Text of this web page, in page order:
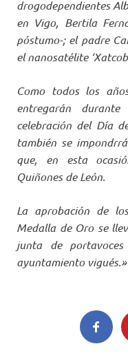
drogodependientes
en Vigo, Bertila
póstumo-; el padre
el nanosatélite
Como todos los
entregarán
celebración del Día
también se
que, en esta
Quiñones de León.
La aprobación de
Medalla de Oro se
junta de
ayuntamiento vigués.»